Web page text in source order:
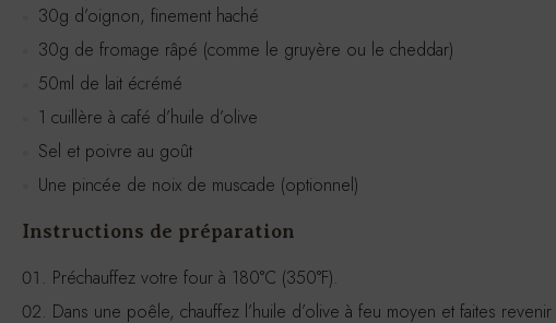
30g d’oignon, finement haché
30g de fromage râpé (comme le gruyère ou le cheddar)
50ml de lait écrémé
1 cuillère à café d’huile d’olive
Sel et poivre au goût
Une pincée de noix de muscade (optionnel)
Instructions de préparation
Préchauffez votre four à 180°C (350°F).
Dans une poêle, chauffez l’huile d’olive à feu moyen et faites revenir